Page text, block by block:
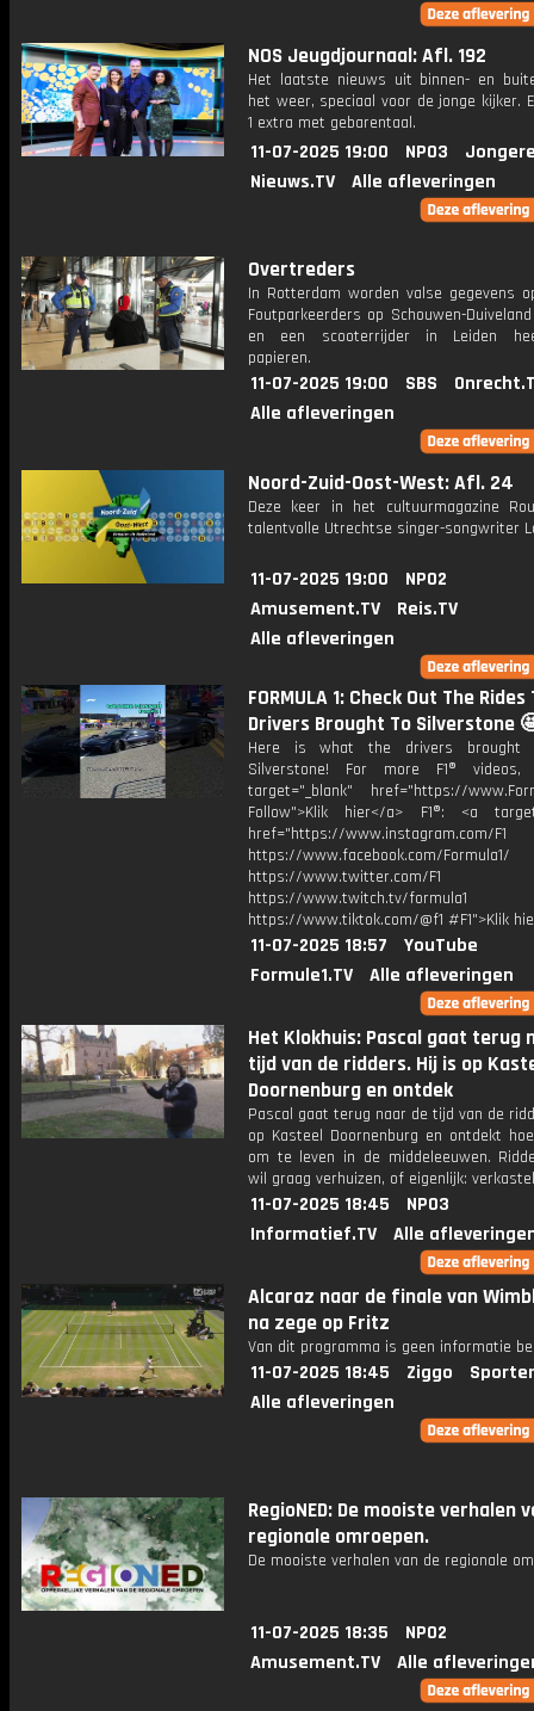
NOS Jeugdjournaal: Afl. 192
Het laatste nieuws uit binnen- en
het weer, speciaal voor de jonge kijker.
1 extra met gebarentaal.
11-07-2025 19:00 NPO3
Nieuws.TV
Alle afleveringen
Overtreders
In Rotterdam worden valse gegevens
Foutparkeerders op Schouwen-
en een scooterrijder in Leiden
papieren.
11-07-2025 19:00 SBS
Alle afleveringen
Noord-Zuid-Oost-West: Afl. 24
Deze keer in het cultuurmagazine
talentvolle Utrechtse singer-songwriter
11-07-2025 19:00
NPO2
Amusement.TV
Reis.TV
Alle afleveringen
FORMULA 1: Check Out The Rides
Drivers Brought To Silverstone
Here is what the drivers brought
Silverstone! For more F1®
target="_blank" href="https://
Follow">Klik hier</a> F1®: <a
href="https://www.instagram.com/F1
https://www.facebook.com/Formula1/
https://www.twitter.com/F1
https://www.twitch.tv/formula1
https://www.tiktok.com/@f1 #F1">Klik
11-07-2025 18:57
YouTube
Formule1.TV
Alle afleveringen
Het Klokhuis: Pascal gaat terug
tijd van de ridders. Hij is op
Doornenburg en ontdek
Pascal gaat terug naar de tijd van de
op Kasteel Doornenburg en ontdekt
om te leven in de middeleeuwen.
wil graag verhuizen, of eigenlijk:
11-07-2025 18:45
NPO3
Informatief.TV
Alle
Alcaraz naar de finale van
na zege op Fritz
Van dit programma is geen informatie
11-07-2025 18:45 Ziggo
Alle afleveringen
RegioNED: De mooiste verhalen
regionale omroepen.
De mooiste verhalen van de regionale
11-07-2025 18:35
NPO2
Amusement.TV
Alle